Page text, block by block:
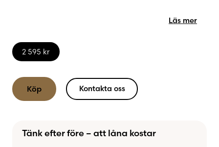
2 595 kr
Tillverkat av robust svartlackerat stål kombinerar
harmonierar perfekt med OFYRs ikoniska uttryck.
Den exklusiva knoppen i mahogny ger både ett
locket ska lyftas av eller sättas på plats.
alltid redo för nästa matlagningsupplevelse
Läs mer
Köp Kontakta oss
Tänk efter före – att låna kostar